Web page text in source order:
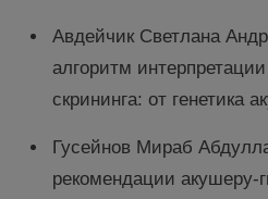
Авдейчик Светлана
алгоритм
скрининга: от генетика
Гусейнов Мираб
рекомендации акушеру-